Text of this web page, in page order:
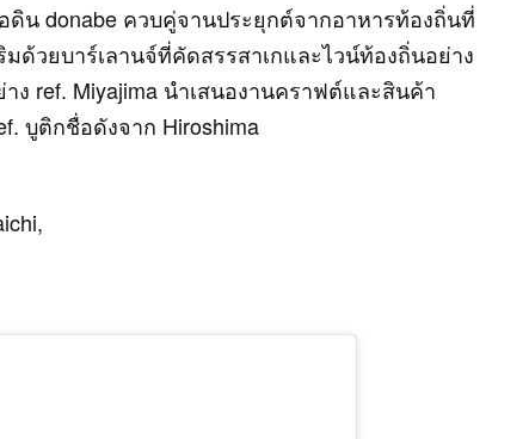
น donabe ควบคู่จานประยุกต์จากอาหารท้องถิ่นที่
มด้วยบาร์เลานจ์ที่คัดสรรสาเกและไวน์ท้องถิ่นอย่าง
ref. Miyajima นำเสนองานคราฟต์และสินค้า
บูติกชื่อดังจาก Hiroshima